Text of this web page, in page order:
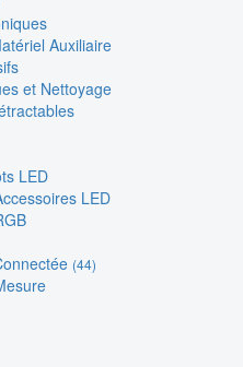
Auxiliaire
et Nettoyage
LED
LED
(44)